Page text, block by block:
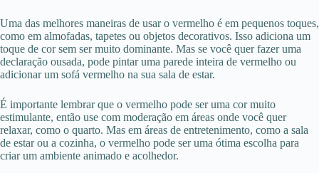
Uma das melhores maneiras de usar o vermelho é em pequenos toques,
como em almofadas, tapetes ou objetos decorativos. Isso adiciona um
toque de cor sem ser muito dominante. Mas se você quer fazer uma
declaração ousada, pode pintar uma parede inteira de vermelho ou
adicionar um sofá vermelho na sua sala de estar.
É importante lembrar que o vermelho pode ser uma cor muito
estimulante, então use com moderação em áreas onde você quer
relaxar, como o quarto. Mas em áreas de entretenimento, como a sala
de estar ou a cozinha, o vermelho pode ser uma ótima escolha para
criar um ambiente animado e acolhedor.